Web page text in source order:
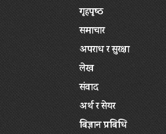
गृहपृष्‍ठ
समाचार
अपराध र सुरक्षा
लेख
संवाद
अर्थ र सेयर
बिज्ञान प्रबिधि